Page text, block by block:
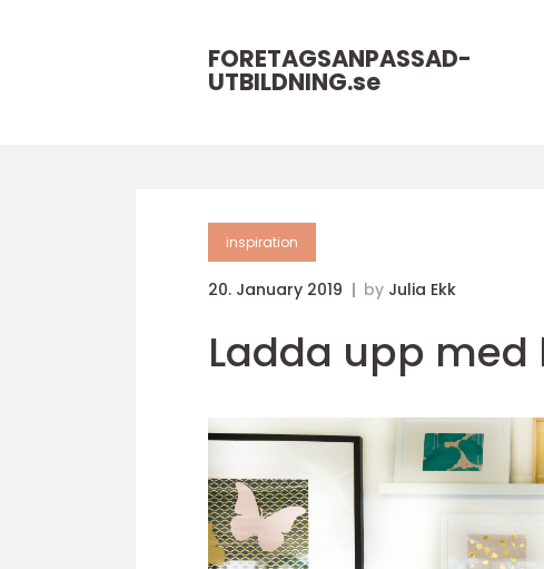
FORETAGSANPASSAD-
UTBILDNING.se
inspiration
20. January 2019 by Julia Ekk
Ladda upp